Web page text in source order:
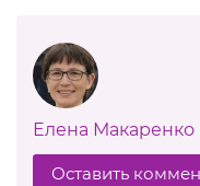
Елена Макаренко
Оставить